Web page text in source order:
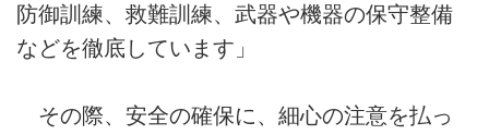
防御訓練、救難訓練、武器や機器の保守整備
などを徹底しています」
その際、安全の確保に、細心の注意を払っ